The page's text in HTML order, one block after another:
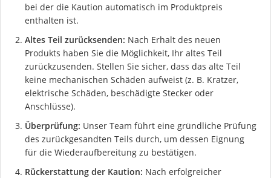
bei der die Kaution automatisch im Produktpreis
enthalten ist.
Altes Teil zurücksenden: Nach Erhalt des neuen
Produkts haben Sie die Möglichkeit, Ihr altes Teil
zurückzusenden. Stellen Sie sicher, dass das alte Teil
keine mechanischen Schäden aufweist (z. B. Kratzer,
elektrische Schäden, beschädigte Stecker oder
Anschlüsse).
Überprüfung: Unser Team führt eine gründliche Prüfung
des zurückgesandten Teils durch, um dessen Eignung
für die Wiederaufbereitung zu bestätigen.
Rückerstattung der Kaution: Nach erfolgreicher